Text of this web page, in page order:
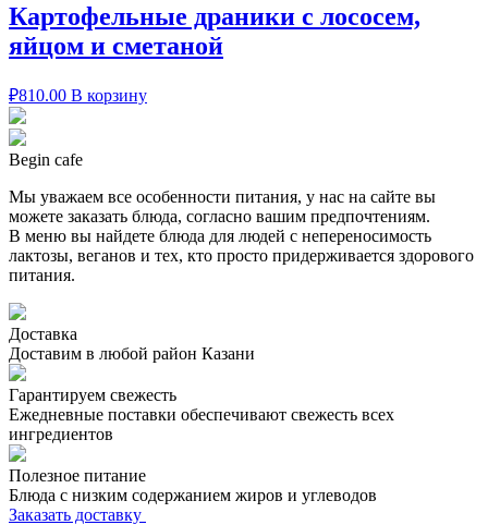
Картофельные драники с лососем,
яйцом и сметаной
₽810.00 В корзину
Begin cafe
Мы уважаем все особенности питания, у нас на сайте вы
можете заказать блюда, согласно вашим предпочтениям.
В меню вы найдете блюда для людей с непереносимость
лактозы, веганов и тех, кто просто придерживается здорового
питания.
Доставка
Доставим в любой район Казани
Гарантируем свежесть
Ежедневные поставки обеспечивают свежесть всех
ингредиентов
Полезное питание
Блюда с низким содержанием жиров и углеводов
Заказать доставку